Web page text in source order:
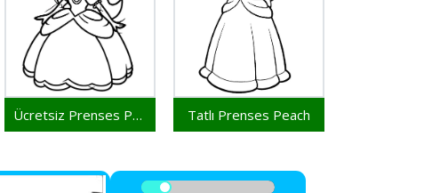
Ücretsiz Prenses Peach Çocuklar İçin Tatlı Prenses Peach